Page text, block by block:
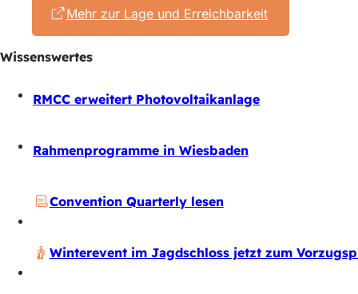
Mehr zur Lage und Erreichbarkeit(Öffnet
Wissenswertes
RMCC erweitert Photovoltaikanlage
Rahmenprogramme in Wiesbaden
Convention Quarterly lesen
Winterevent im Jagdschloss jetzt zum